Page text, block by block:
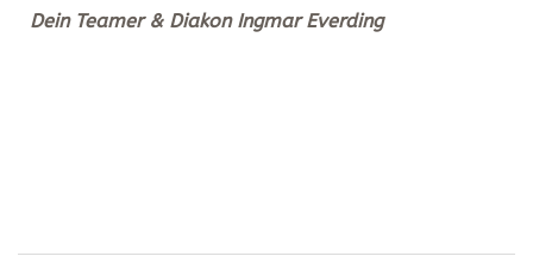
Dein Teamer & Diakon Ingmar Everding